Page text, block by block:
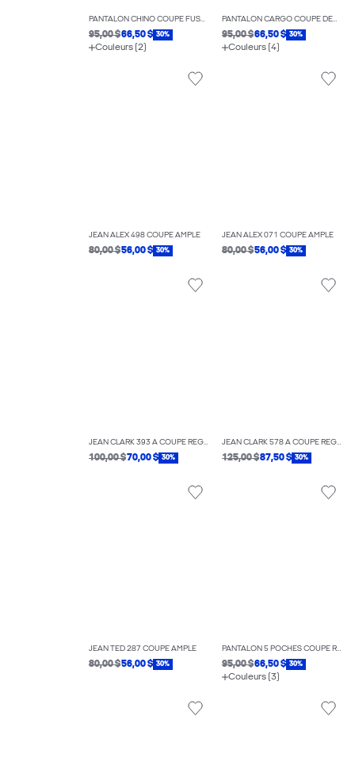
PANTALON CHINO COUPE FUSELÉE
95,00 $66,50 $ 30%
Couleurs (2)
PANTALON CARGO COUPE DÉCONTRACTÉE
95,00 $66,50 $ 30%
Couleurs (4)
JEAN ALEX 498 COUPE AMPLE
80,00 $56,00 $ 30%
JEAN ALEX 071 COUPE AMPLE
80,00 $56,00 $ 30%
JEAN CLARK 393 À COUPE RÉGULIÈRE
100,00 $70,00 $ 30%
JEAN CLARK 578 À COUPE RÉGULIÈRE
125,00 $87,50 $ 30%
JEAN TED 287 COUPE AMPLE
80,00 $56,00 $ 30%
PANTALON 5 POCHES COUPE RÉGULIÈRE
95,00 $66,50 $ 30%
Couleurs (3)